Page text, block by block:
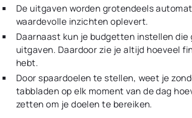
De uitgaven worden grotendeels
waardevolle inzichten oplevert.
Daarnaast kun je budgetten instellen die
uitgaven. Daardoor zie je altijd hoeveel
hebt.
Door spaardoelen te stellen, weet je
tabbladen op elk moment van de dag
zetten om je doelen te bereiken.